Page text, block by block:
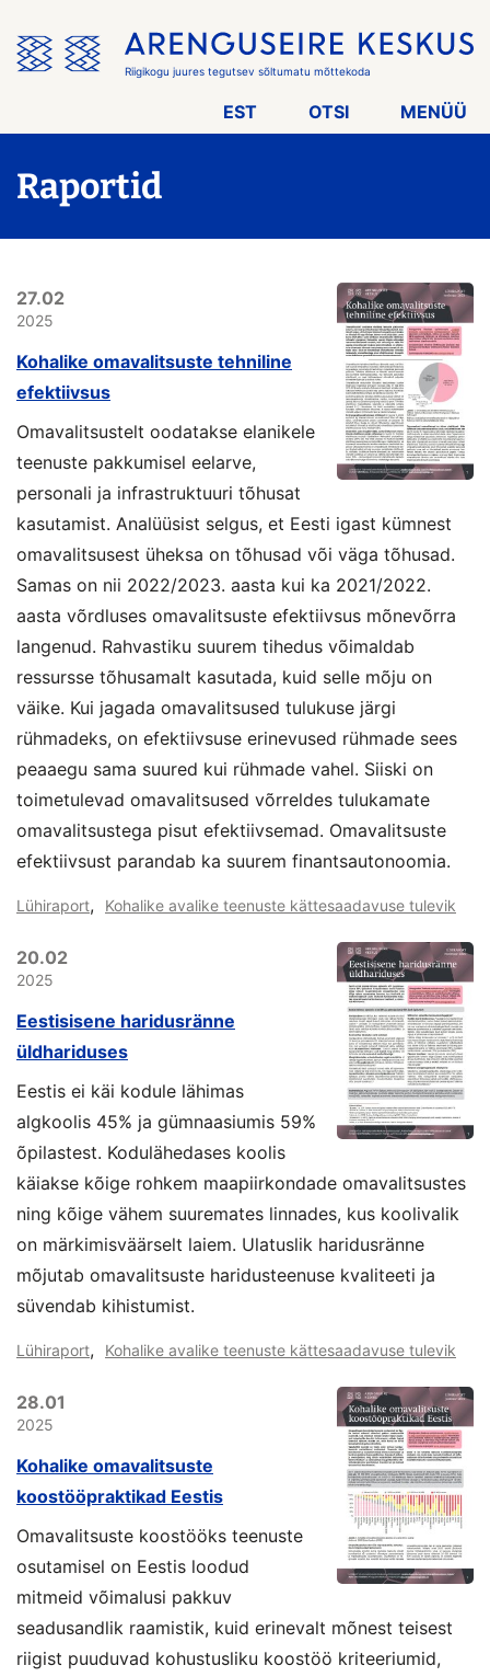
menüü
vahele
Riigikogu juures tegutsev sõltumatu mõttekoda
EST OTSI MENÜÜ
Raportid
27.02
2025
Kohalike omavalitsuste tehniline
efektiivsus
Omavalitsustelt oodatakse elanikele
teenuste pakkumisel eelarve,
personali ja infrastruktuuri tõhusat
kasutamist. Analüüsist selgus, et Eesti igast kümnest
omavalitsusest üheksa on tõhusad või väga tõhusad.
Samas on nii 2022/2023. aasta kui ka 2021/2022.
aasta võrdluses omavalitsuste efektiivsus mõnevõrra
langenud. Rahvastiku suurem tihedus võimaldab
ressursse tõhusamalt kasutada, kuid selle mõju on
väike. Kui jagada omavalitsused tulukuse järgi
rühmadeks, on efektiivsuse erinevused rühmade sees
peaaegu sama suured kui rühmade vahel. Siiski on
toimetulevad omavalitsused võrreldes tulukamate
omavalitsustega pisut efektiivsemad. Omavalitsuste
efektiivsust parandab ka suurem finantsautonoomia.
Lühiraport, Kohalike avalike teenuste kättesaadavuse tulevik
20.02
2025
Eestisisene haridusränne
üldhariduses
Eestis ei käi kodule lähimas
algkoolis 45% ja gümnaasiumis 59%
õpilastest. Kodulähedases koolis
käiakse kõige rohkem maapiirkondade omavalitsustes
ning kõige vähem suuremates linnades, kus koolivalik
on märkimisväärselt laiem. Ulatuslik haridusränne
mõjutab omavalitsuste haridusteenuse kvaliteeti ja
süvendab kihistumist.
Lühiraport, Kohalike avalike teenuste kättesaadavuse tulevik
28.01
2025
Kohalike omavalitsuste
koostööpraktikad Eestis
Omavalitsuste koostööks teenuste
osutamisel on Eestis loodud
mitmeid võimalusi pakkuv
seadusandlik raamistik, kuid erinevalt mõnest teisest
riigist puuduvad kohustusliku koostöö kriteeriumid,